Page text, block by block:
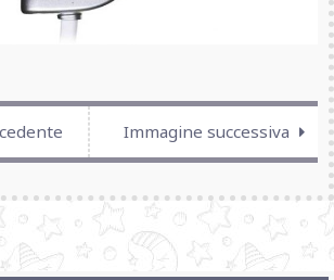
Immagine successiva